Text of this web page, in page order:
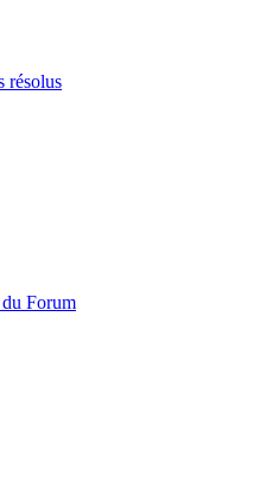
résolus
Forum